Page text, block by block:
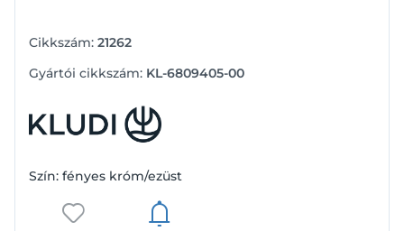
Cikkszám: 21262
Gyártói cikkszám: KL-6809405-00
Szín: fényes króm/ezüst